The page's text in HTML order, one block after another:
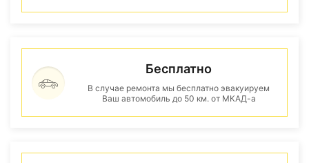
Бесплатно
В случае ремонта мы бесплатно эвакуируем
Ваш автомобиль до 50 км. от МКАД-а